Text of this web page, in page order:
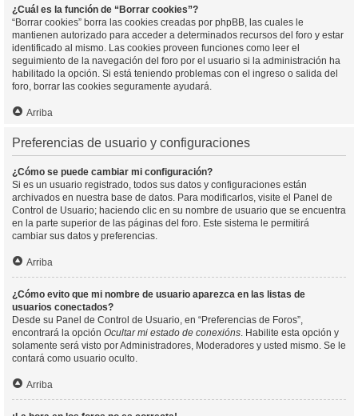
¿Cuál es la función de “Borrar cookies”?
“Borrar cookies” borra las cookies creadas por phpBB, las cuales le
mantienen autorizado para acceder a determinados recursos del foro y estar
identificado al mismo. Las cookies proveen funciones como leer el
seguimiento de la navegación del foro por el usuario si la administración ha
habilitado la opción. Si está teniendo problemas con el ingreso o salida del
foro, borrar las cookies seguramente ayudará.
Arriba
Preferencias de usuario y configuraciones
¿Cómo se puede cambiar mi configuración?
Si es un usuario registrado, todos sus datos y configuraciones están
archivados en nuestra base de datos. Para modificarlos, visite el Panel de
Control de Usuario; haciendo clic en su nombre de usuario que se encuentra
en la parte superior de las páginas del foro. Este sistema le permitirá
cambiar sus datos y preferencias.
Arriba
¿Cómo evito que mi nombre de usuario aparezca en las listas de
usuarios conectados?
Desde su Panel de Control de Usuario, en “Preferencias de Foros”,
encontrará la opción Ocultar mi estado de conexións. Habilite esta opción y
solamente será visto por Administradores, Moderadores y usted mismo. Se le
contará como usuario oculto.
Arriba